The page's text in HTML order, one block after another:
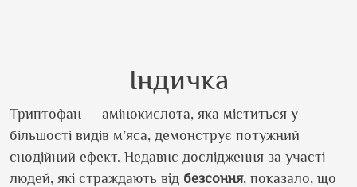
Індичка
Триптофан — амінокислота, яка міститься у
більшості видів м’яса, демонструє потужний
снодійний ефект. Недавнє дослідження за участі
людей, які страждають від безсоння, показало, що